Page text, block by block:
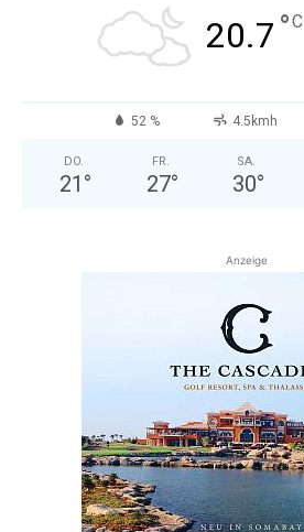
20.7 °C
52 % 4.5kmh
DO.
21 °
FR.
27°
SA.
30°
Anzeige